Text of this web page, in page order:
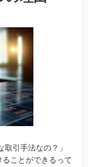
取引手法なの？」
ることができるって